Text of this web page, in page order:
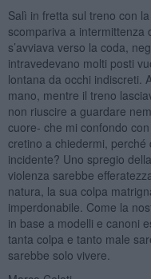
Salì in fretta sul treno con
scompariva a intermittenza
s’avviava verso la coda,
intravedevano molti posti
lontana da occhi indiscreti.
mano, mentre il treno
non riuscire a guardare
cuore- che mi confondo
cretino a chiedermi,
incidente? Uno spregio
violenza sarebbe
natura, la sua colpa
imperdonabile. Come la
in base a modelli e canoni
tanta colpa e tanto male
sarebbe solo vivere.